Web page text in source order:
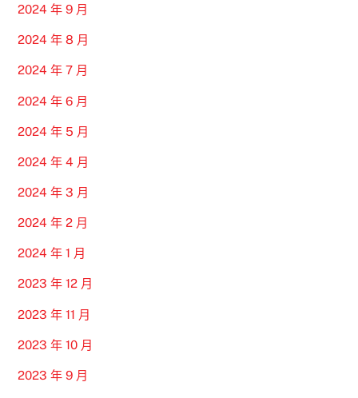
2024 年 9 月
2024 年 8 月
2024 年 7 月
2024 年 6 月
2024 年 5 月
2024 年 4 月
2024 年 3 月
2024 年 2 月
2024 年 1 月
2023 年 12 月
2023 年 11 月
2023 年 10 月
2023 年 9 月